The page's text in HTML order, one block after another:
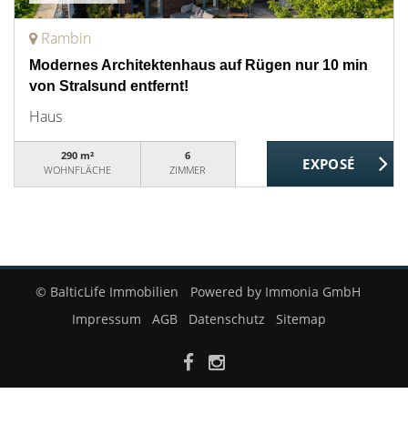
Rambin
Modernes Architektenhaus auf Rügen nur 10 min
von Stralsund entfernt!
Haus
290 m²
WOHNFLÄCHE
6
ZIMMER
© BalticLife Immobilien
Powered by Immonia GmbH
Impressum
AGB Datenschutz Sitemap